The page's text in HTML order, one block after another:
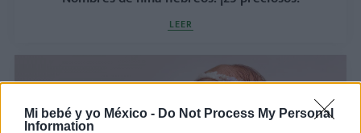
Mi bebé y yo México - Do Not Process My Personal
Information
LEER